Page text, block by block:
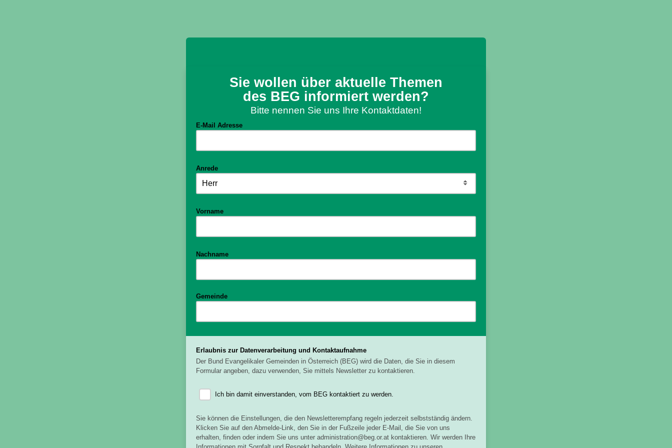
Sie wollen über aktuelle Themen
des BEG informiert werden?
Bitte nennen Sie uns Ihre Kontaktdaten!
E-Mail Adresse
Anrede
Vorname
Nachname
Gemeinde
Erlaubnis zur Datenverarbeitung und Kontaktaufnahme
Der Bund Evangelikaler Gemeinden in Österreich (BEG) wird die Daten, die Sie in diesem
Formular angeben, dazu verwenden, Sie mittels Newsletter zu kontaktieren.
Ich bin damit einverstanden, vom BEG kontaktiert zu werden.
Sie können die Einstellungen, die den Newsletterempfang regeln jederzeit selbstständig ändern.
Klicken Sie auf den Abmelde-Link, den Sie in der Fußzeile jeder E-Mail, die Sie von uns
erhalten, finden oder indem Sie uns unter administration@beg.or.at kontaktieren. Wir werden Ihre